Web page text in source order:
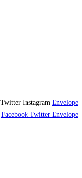
Twitter Instagram Envelope
Facebook Twitter Envelope